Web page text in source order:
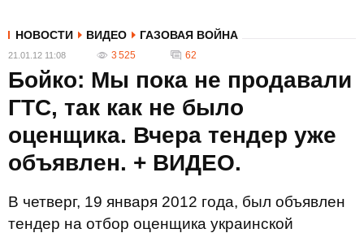
НОВОСТИ ВИДЕО ГАЗОВАЯ ВОЙНА
21.01.12 11:08 3 525 62
Бойко: Мы пока не продавали
ГТС, так как не было
оценщика. Вчера тендер уже
объявлен. + ВИДЕО.
В четверг, 19 января 2012 года, был объявлен
тендер на отбор оценщика украинской